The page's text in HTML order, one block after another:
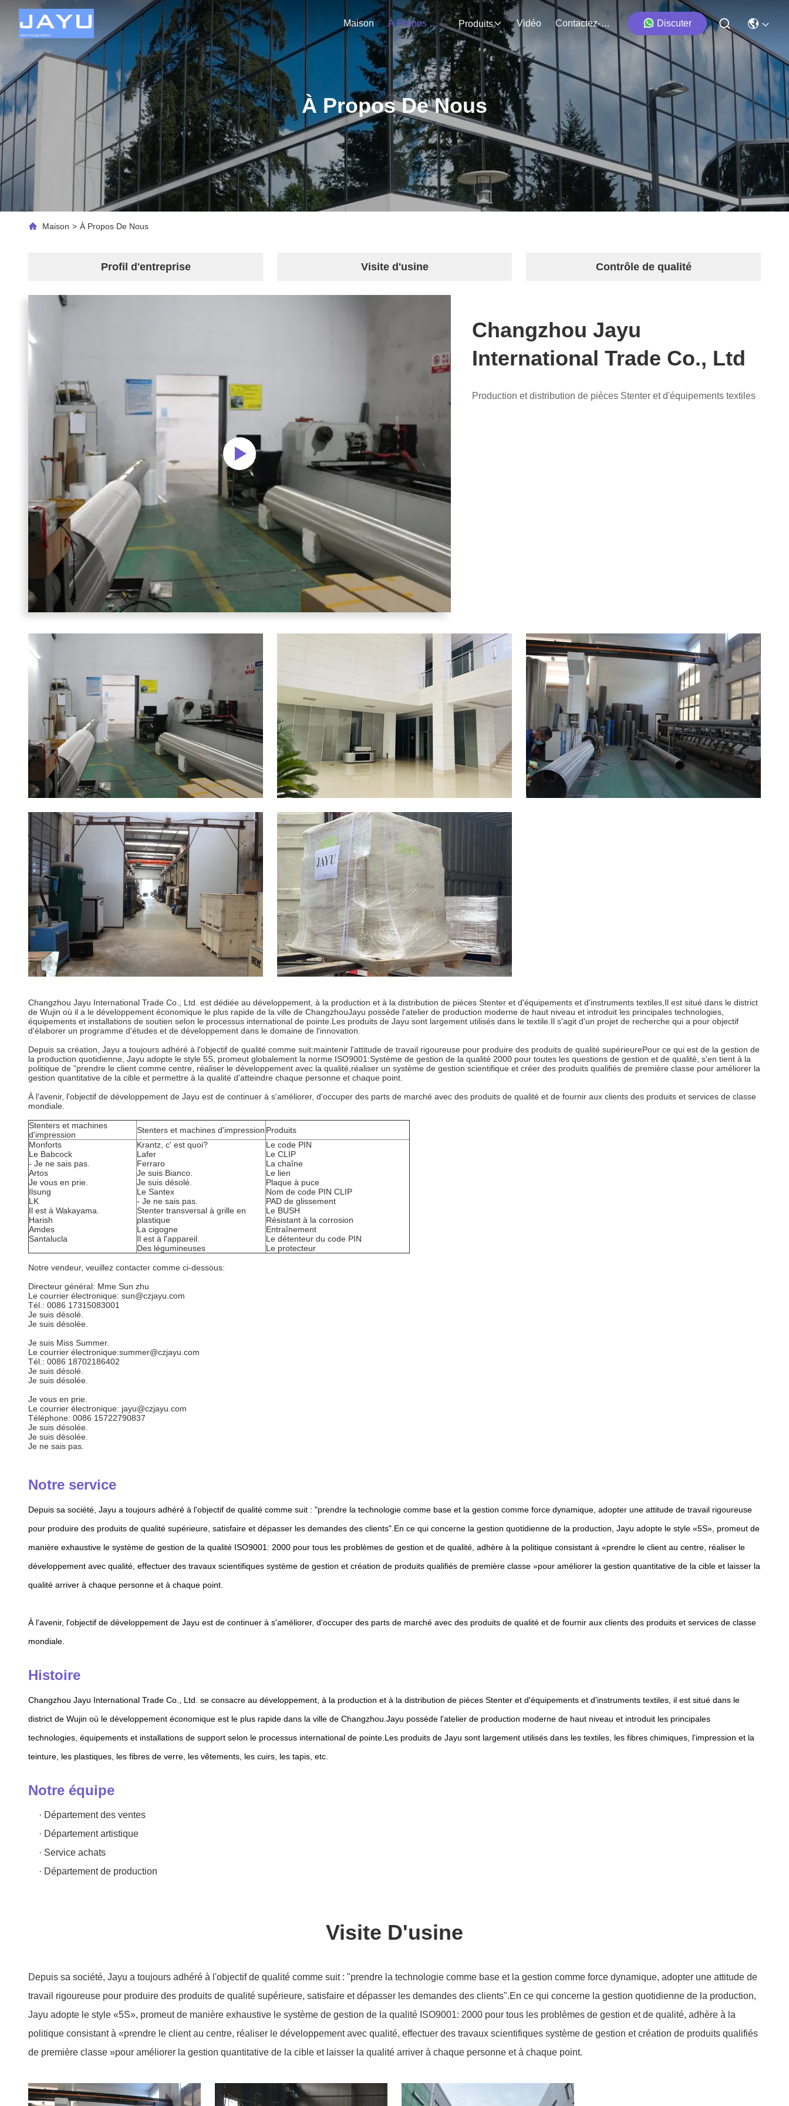
Maison À Propos De Nous Produits Vidéo Contactez-Nous Discuter
À Propos De Nous
Maison > À Propos De Nous
Profil d'entreprise Visite d'usine Contrôle de qualité
Changzhou Jayu
International Trade Co., Ltd
Production et distribution de pièces Stenter et d'équipements textiles
Changzhou Jayu International Trade Co., Ltd. est dédiée au développement, à la production et à la distribution de pièces Stenter et d'équipements et d'instruments textiles,Il est situé dans le district
de Wujin où il a le développement économique le plus rapide de la ville de ChangzhouJayu possède l'atelier de production moderne de haut niveau et introduit les principales technologies,
équipements et installations de soutien selon le processus international de pointe.Les produits de Jayu sont largement utilisés dans le textile.Il s'agit d'un projet de recherche qui a pour objectif
d'élaborer un programme d'études et de développement dans le domaine de l'innovation.
Depuis sa création, Jayu a toujours adhéré à l'objectif de qualité comme suit:maintenir l'attitude de travail rigoureuse pour produire des produits de qualité supérieurePour ce qui est de la gestion de
la production quotidienne, Jayu adopte le style 5S, promeut globalement la norme ISO9001:Système de gestion de la qualité 2000 pour toutes les questions de gestion et de qualité, s'en tient à la
politique de "prendre le client comme centre, réaliser le développement avec la qualité,réaliser un système de gestion scientifique et créer des produits qualifiés de première classe pour améliorer la
gestion quantitative de la cible et permettre à la qualité d'atteindre chaque personne et chaque point.
À l'avenir, l'objectif de développement de Jayu est de continuer à s'améliorer, d'occuper des parts de marché avec des produits de qualité et de fournir aux clients des produits et services de classe
mondiale.
Stenters et machines
d'impression
Stenters et machines d'impression Produits
Monforts
Le Babcock
- Je ne sais pas.
Artos
Je vous en prie.
Ilsung
LK
Il est à Wakayama.
Harish
Amdes
Santalucla
Krantz, c' est quoi?
Lafer
Ferraro
Je suis Bianco.
Je suis désolé.
Le Santex
- Je ne sais pas.
Stenter transversal à grille en
plastique
La cigogne
Il est à l'appareil.
Des légumineuses
Le code PIN
Le CLIP
La chaîne
Le lien
Plaque à puce
Nom de code PIN CLIP
PAD de glissement
Le BUSH
Résistant à la corrosion
Entraînement
Le détenteur du code PIN
Le protecteur
Notre vendeur, veuillez contacter comme ci-dessous:
Directeur général: Mme Sun zhu
Le courrier électronique: sun@czjayu.com
Tél.: 0086 17315083001
Je suis désolé.
Je suis désolée.
Je suis Miss Summer.
Le courrier électronique:summer@czjayu.com
Tél.: 0086 18702186402
Je suis désolé.
Je suis désolée.
Je vous en prie.
Le courrier électronique: jayu@czjayu.com
Téléphone: 0086 15722790837
Je suis désolée.
Je suis désolée.
Je ne sais pas.
Notre service
Depuis sa société, Jayu a toujours adhéré à l'objectif de qualité comme suit : "prendre la technologie comme base et la gestion comme force dynamique, adopter une attitude de travail rigoureuse
pour produire des produits de qualité supérieure, satisfaire et dépasser les demandes des clients".En ce qui concerne la gestion quotidienne de la production, Jayu adopte le style «5S», promeut de
manière exhaustive le système de gestion de la qualité ISO9001: 2000 pour tous les problèmes de gestion et de qualité, adhère à la politique consistant à «prendre le client au centre, réaliser le
développement avec qualité, effectuer des travaux scientifiques système de gestion et création de produits qualifiés de première classe »pour améliorer la gestion quantitative de la cible et laisser la
qualité arriver à chaque personne et à chaque point.
À l'avenir, l'objectif de développement de Jayu est de continuer à s'améliorer, d'occuper des parts de marché avec des produits de qualité et de fournir aux clients des produits et services de classe
mondiale.
Histoire
Changzhou Jayu International Trade Co., Ltd. se consacre au développement, à la production et à la distribution de pièces Stenter et d'équipements et d'instruments textiles, il est situé dans le
district de Wujin où le développement économique est le plus rapide dans la ville de Changzhou.Jayu possède l'atelier de production moderne de haut niveau et introduit les principales
technologies, équipements et installations de support selon le processus international de pointe.Les produits de Jayu sont largement utilisés dans les textiles, les fibres chimiques, l'impression et la
teinture, les plastiques, les fibres de verre, les vêtements, les cuirs, les tapis, etc.
Notre équipe
· Département des ventes
· Département artistique
· Service achats
· Département de production
Visite D'usine
Depuis sa société, Jayu a toujours adhéré à l'objectif de qualité comme suit : "prendre la technologie comme base et la gestion comme force dynamique, adopter une attitude de
travail rigoureuse pour produire des produits de qualité supérieure, satisfaire et dépasser les demandes des clients".En ce qui concerne la gestion quotidienne de la production,
Jayu adopte le style «5S», promeut de manière exhaustive le système de gestion de la qualité ISO9001: 2000 pour tous les problèmes de gestion et de qualité, adhère à la
politique consistant à «prendre le client au centre, réaliser le développement avec qualité, effectuer des travaux scientifiques système de gestion et création de produits qualifiés
de première classe »pour améliorer la gestion quantitative de la cible et laisser la qualité arriver à chaque personne et à chaque point.